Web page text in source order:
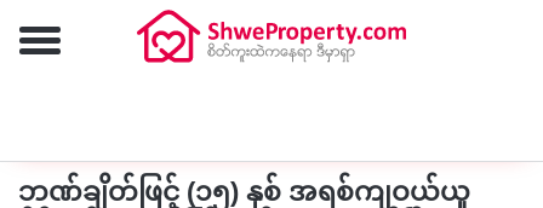
ဘဏ်ချိတ်ဖြင့် (၁၅) နှစ် အရစ်ကျဝယ်ယူ